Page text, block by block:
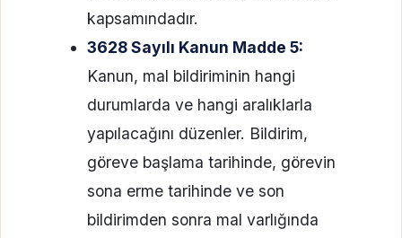
kapsamındadır.
3628 Sayılı Kanun Madde 5:
Kanun, mal bildiriminin hangi
durumlarda ve hangi aralıklarla
yapılacağını düzenler. Bildirim,
göreve başlama tarihinde, görevin
sona erme tarihinde ve son
bildirimden sonra mal varlığında